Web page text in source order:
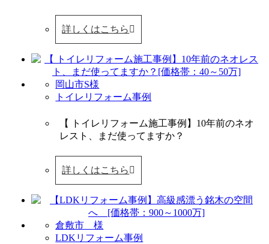
詳しくはこちら
岡山市S様
トイレリフォーム事例
【 トイレリフォーム施工事例】10年前のネオ
レスト、まだ使ってますか？
詳しくはこちら
倉敷市 様
LDKリフォーム事例